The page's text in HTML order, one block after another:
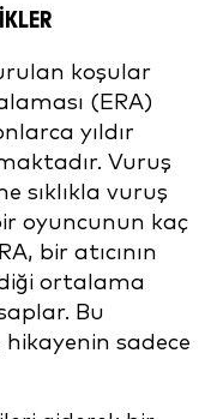
koşular
(ERA)
yıldır
Vuruş
sıklıkla vuruş
oyuncunun kaç
bir atıcının
ortalama
Bu
sadece